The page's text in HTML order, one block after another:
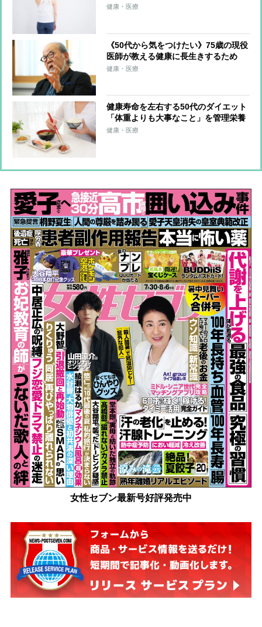
策を医師が解説
健康・医療
《50代から気をつけたい》75歳の現役
医師が教える健康に長生きするため
の“きん・こつ・けつ”とは？
健康・医療
健康寿命を左右する50代のダイエット
「体重よりも大事なこと」を管理栄養
士が解説
健康・医療
女性セブン最新号好評発売中